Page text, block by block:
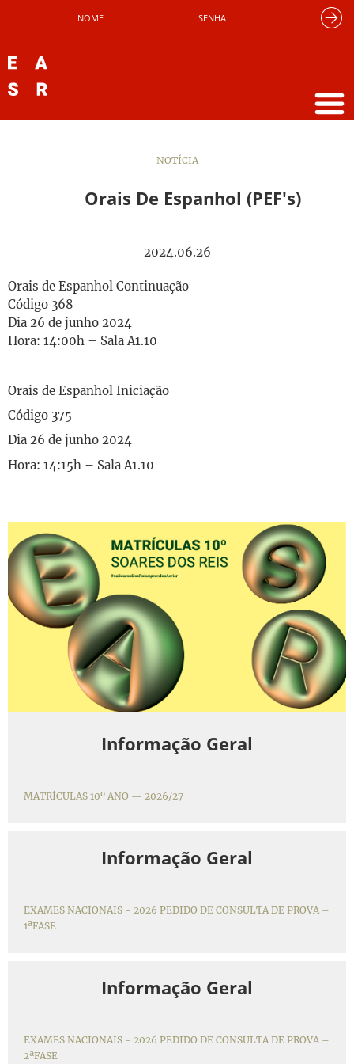
NOME SENHA
NOTÍCIA
Orais De Espanhol (PEF's)
2024.06.26
Orais de Espanhol Continuação
Código 368
Dia 26 de junho 2024
Hora: 14:00h – Sala A1.10
Orais de Espanhol Iniciação
Código 375
Dia 26 de junho 2024
Hora: 14:15h – Sala A1.10
Informação Geral
MATRÍCULAS 10º ANO — 2026/27
Informação Geral
EXAMES NACIONAIS - 2026 PEDIDO DE CONSULTA DE PROVA –
1ªFASE
Informação Geral
EXAMES NACIONAIS - 2026 PEDIDO DE CONSULTA DE PROVA –
2ªFASE